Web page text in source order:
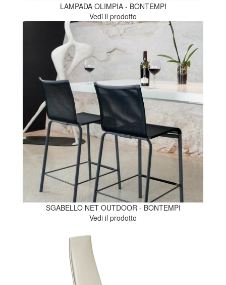
LAMPADA OLIMPIA - BONTEMPI
Vedi il prodotto
SGABELLO NET OUTDOOR - BONTEMPI
Vedi il prodotto